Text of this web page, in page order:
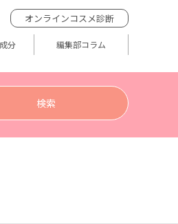
オンラインコスメ診断
分 編集部コラム